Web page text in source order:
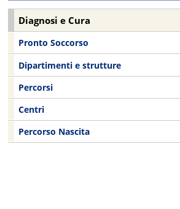
Diagnosi e Cura
Pronto Soccorso
Dipartimenti e strutture
Percorsi
Centri
Percorso Nascita